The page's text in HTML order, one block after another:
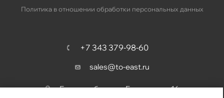
Политика в отношении обработки персональных данных
+7 343 379-98-60
sales@to-east.ru
Екатеринбург, ул. Барвинка, д. 16